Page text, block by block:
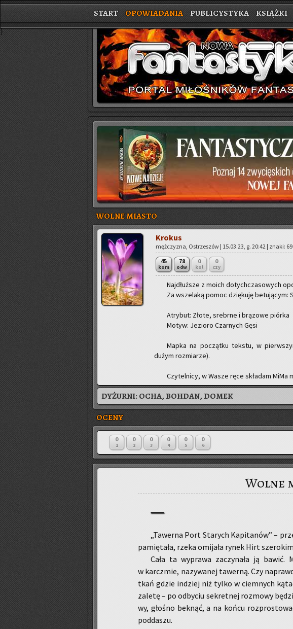
START OPOWIADANIA PUBLICYSTYKA KSIĄŻKI
}
WOLNE MIASTO
Kro­kus
męż­czy­zna, Ostrze­szów | 15.03.23, g. 20:42 | znaki:
45
kom
78
odw
0
kol
0
czy
Naj­dłuż­sze z moich do­tych­cza­so­wych
Za wsze­la­ką pomoc dzię­ku­ję be­tu­ją­cym:
Atry­but: Złote, srebr­ne i brą­zo­we piór­ka
Motyw: Je­zio­ro Czar­nych Gęsi
Mapka na po­cząt­ku tek­stu, w
dużym roz­mia­rze).
Czy­tel­ni­cy, w Wasze ręce skła­dam MiMa
DYŻURNI: OCHA, BOHDAN, DOMEK
OCENY
0
1
0
2
0
3
0
4
0
5
0
6
Wolne
„Ta­wer­na Port Sta­rych Ka­pi­ta­nów” –
pa­mię­ta­ła, rzeka omi­ja­ła rynek Hirt
Cała ta wy­pra­wa za­czy­na­ła ją bawić.
w karcz­mie, na­zy­wa­nej ta­wer­ną. Czy
tkań gdzie in­dziej niż tylko w ciem­nych
za­le­tę – po od­by­ciu se­kret­nej roz­mo­wy
wy, gło­śno bek­nąć, a na końcu
pod­da­szu.